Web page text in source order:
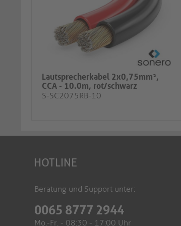
Lautsprecherkabel 2x0,75mm²,
CCA - 10.0m, rot/schwarz
S-SC2075RB-10
HOTLINE
Beratung und Support unter:
0065 8777 2944
Mo.-Fr. - 08:30 - 17:00 Uhr